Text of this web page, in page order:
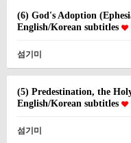
(6) God's Adoption
English/Korean subtitles
섬기미
(5) Predestination, the
English/Korean subtitles
섬기미